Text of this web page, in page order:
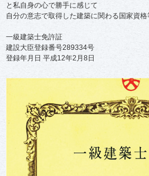
と私自身の心で勝手に感じて
自分の意志で取得した建築に関わる国家資格
一級建築士免許証
建設大臣登録番号289334号
登録年月日 平成12年2月8日